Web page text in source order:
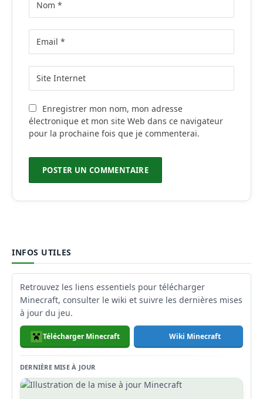
Enregistrer mon nom, mon adresse
électronique et mon site Web dans ce navigateur
pour la prochaine fois que je commenterai.
INFOS UTILES
Retrouvez les liens essentiels pour télécharger
Minecraft, consulter le wiki et suivre les dernières mises
à jour du jeu.
Télécharger Minecraft Wiki Minecraft
DERNIÈRE MISE À JOUR